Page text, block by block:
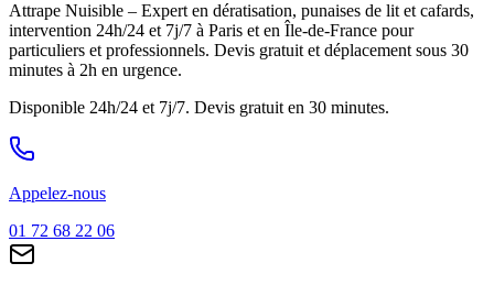
Attrape Nuisible – Expert en dératisation, punaises de lit et cafards,
intervention 24h/24 et 7j/7 à Paris et en Île-de-France pour
particuliers et professionnels. Devis gratuit et déplacement sous 30
minutes à 2h en urgence.
Disponible 24h/24 et 7j/7. Devis gratuit en 30 minutes.
Appelez-nous
01 72 68 22 06